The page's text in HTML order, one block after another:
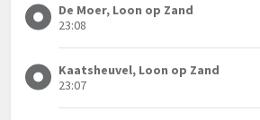
De Moer, Loon op Zand
23:08
Kaatsheuvel, Loon op Zand
23:07